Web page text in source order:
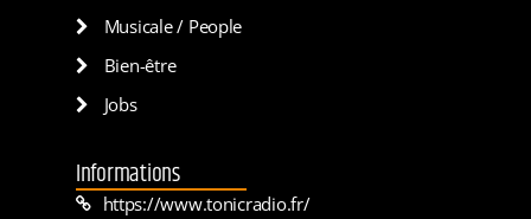
Musicale / People
Bien-être
Jobs
Informations
https://www.tonicradio.fr/